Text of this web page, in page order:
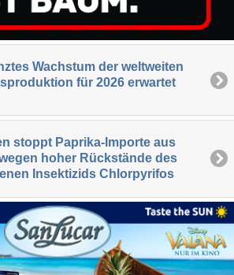
Wachstum der weltweiten
für 2026 erwartet
stoppt Paprika-Importe aus
hoher Rückstände des
Insektizids Chlorpyrifos